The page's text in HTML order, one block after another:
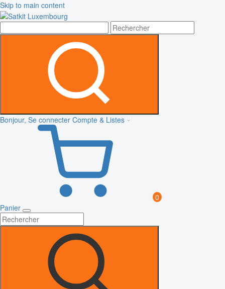
Skip to main content
Bonjour, Se connecter Compte & Listes
0
Panier